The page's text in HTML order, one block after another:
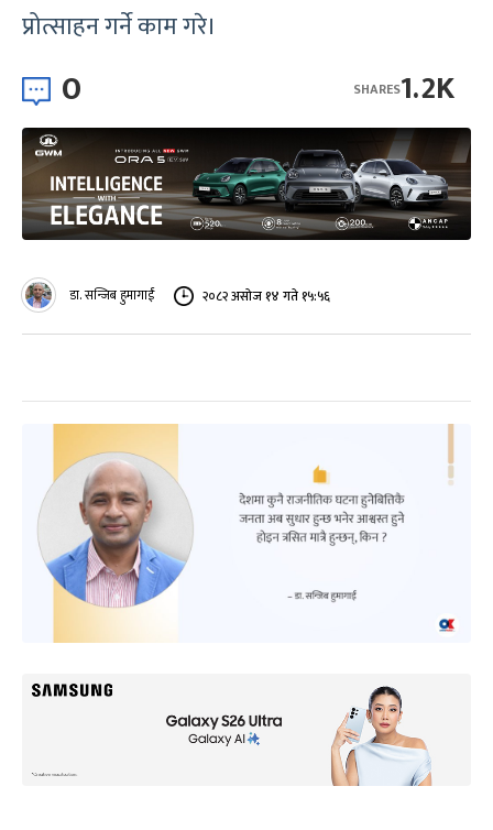
प्रोत्साहन गर्ने काम गरे।
0 1.2K
SHARES
डा. सन्जिब हुमागाईं २०८२ असोज १४ गते १५:५६